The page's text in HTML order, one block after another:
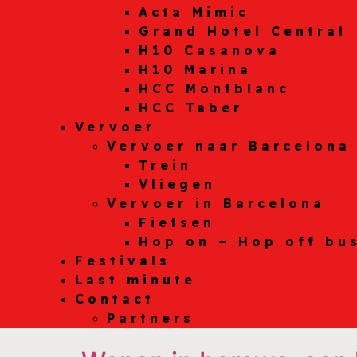
Acta Mimic
Grand Hotel Central
H10 Casanova
H10 Marina
HCC Montblanc
HCC Taber
Vervoer
Vervoer naar Barcelona
Trein
Vliegen
Vervoer in Barcelona
Fietsen
Hop on – Hop off
Festivals
Last minute
Contact
Partners